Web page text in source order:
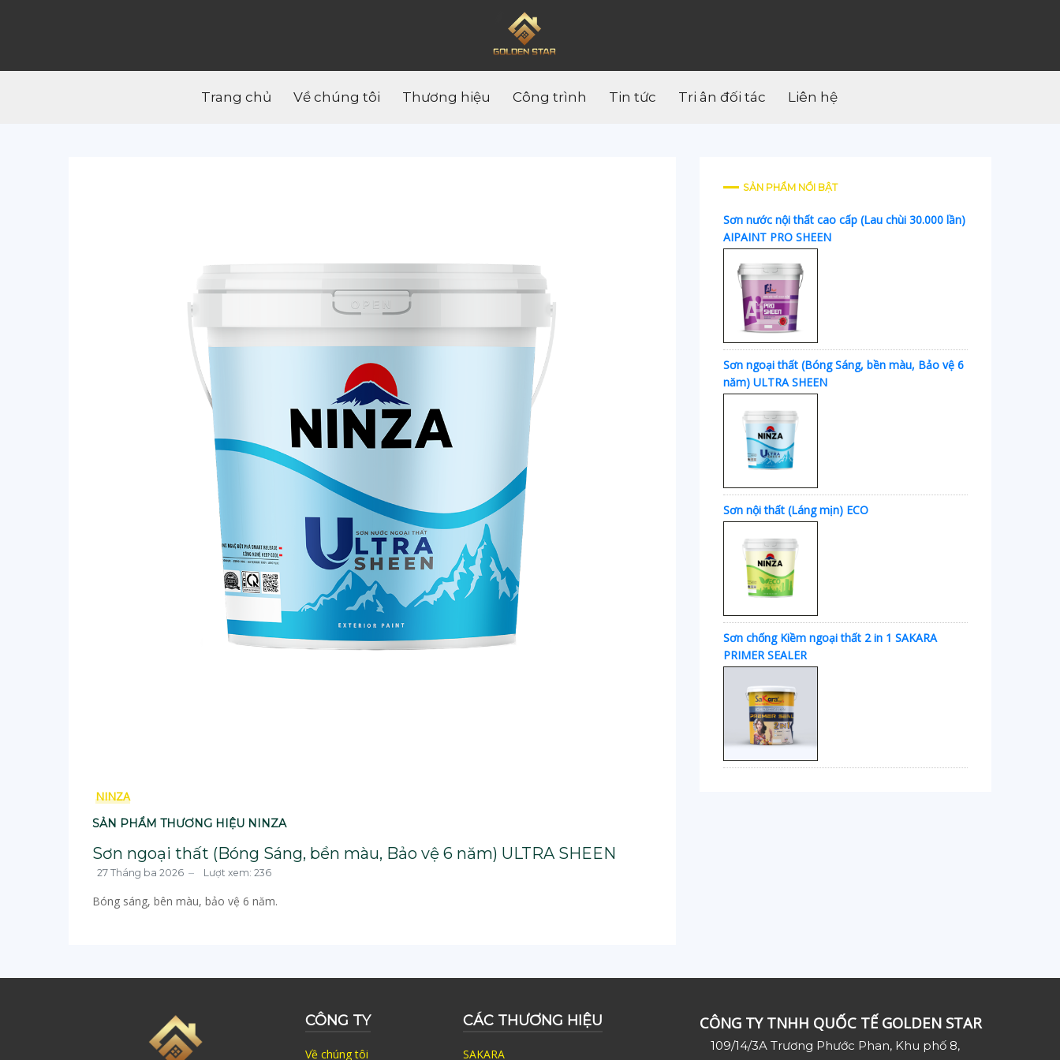
Trang chủ Về chúng tôi Thương hiệu Công trình Tin tức Tri ân đối tác Liên hệ
NINZA
SẢN PHẨM THƯƠNG HIỆU NINZA
Sơn ngoại thất (Bóng Sáng, bền màu, Bảo vệ 6 năm) ULTRA SHEEN
27 Tháng ba 2026 Lượt xem: 236
Bóng sáng, bên màu, bảo vệ 6 năm.
SẢN PHẨM NỔI BẬT
Sơn nước nội thất cao cấp (Lau chùi 30.000 lần)
AIPAINT PRO SHEEN
Sơn ngoại thất (Bóng Sáng, bền màu, Bảo vệ 6
năm) ULTRA SHEEN
Sơn nội thất (Láng mịn) ECO
Sơn chống Kiềm ngoại thất 2 in 1 SAKARA
PRIMER SEALER
CÔNG TY
Về chúng tôi
CÁC THƯƠNG HIỆU
SAKARA
CÔNG TY TNHH QUỐC TẾ GOLDEN STAR
109/14/3A Trương Phước Phan, Khu phố 8,